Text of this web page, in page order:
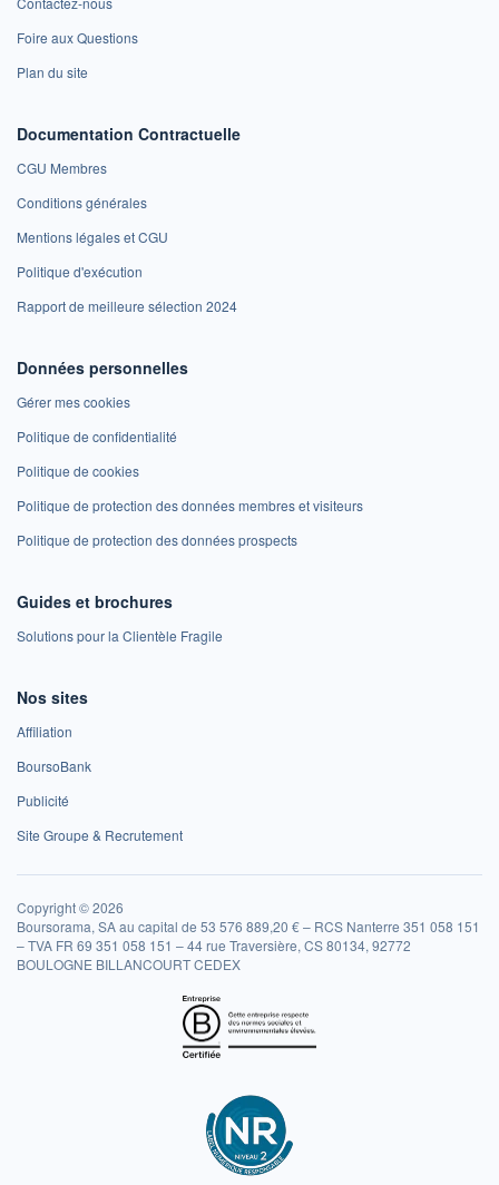
Foire aux Questions
Plan du site
Documentation Contractuelle
CGU Membres
Conditions générales
Mentions légales et CGU
Politique d'exécution
Rapport de meilleure sélection 2024
Données personnelles
Gérer mes cookies
Politique de confidentialité
Politique de cookies
Politique de protection des données membres et visiteurs
Politique de protection des données prospects
Guides et brochures
Solutions pour la Clientèle Fragile
Nos sites
Affiliation
BoursoBank
Publicité
Site Groupe & Recrutement
Copyright © 2026
Boursorama, SA au capital de 53 576 889,20 € – RCS Nanterre 351 058 151
– TVA FR 69 351 058 151 – 44 rue Traversière, CS 80134, 92772
BOULOGNE BILLANCOURT CEDEX